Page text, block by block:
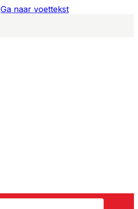
Ga naar voettekst